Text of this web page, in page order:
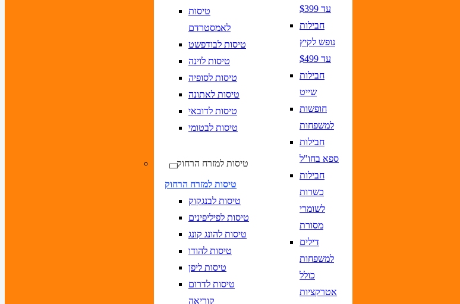
טיסות
לאמסטרדם
טיסות לבודפשט
טיסות לוינה
טיסות לסופיה
טיסות לאתונה
טיסות לדובאי
טיסות לבטומי
טיסות למזרח הרחוק
טיסות למזרח הרחוק
טיסות לבנגקוק
טיסות לפיליפינים
טיסות להונג קונג
טיסות להודו
טיסות ליפן
טיסות לדרום
קוריאה
עד $399
חבילות
נופש לקיץ
עד $499
חבילות
שייט
חופשות
למשפחות
חבילות
ספא בחו"ל
חבילות
כשרות
לשומרי
מסורת
דילים
למשפחות
כולל
אטרקציות